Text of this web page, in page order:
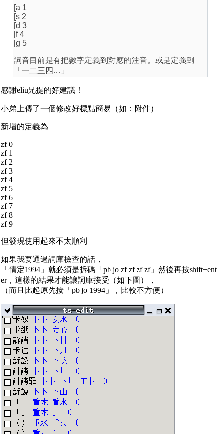
[a 1
[s 2
[d 3
[f 4
[g 5
詞音目前是有把數字定義到對應的注音。或是定義到
「一二三四…」
感謝eliu兄提的好建議！
小弟上傳了一個修改好標點簡易（如：附件）
新增的定義為
zf 0
zf 1
zf 2
zf 3
zf 4
zf 5
zf 6
zf 7
zf 8
zf 9
但發現使用起來不太順利
如果我要通過詞庫檢查的話，
「情定1994」就必須是拆碼「pb jo zf zf zf zf」然後再按shift+ent
er，這樣的結果才能讓詞庫接受（如下圖），
（而且比起原先按「pb jo 1994」，比較不方便）